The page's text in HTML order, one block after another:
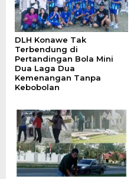
DLH Konawe Tak
Terbendung di
Pertandingan Bola Mini
Dua Laga Dua
Kemenangan Tanpa
Kebobolan